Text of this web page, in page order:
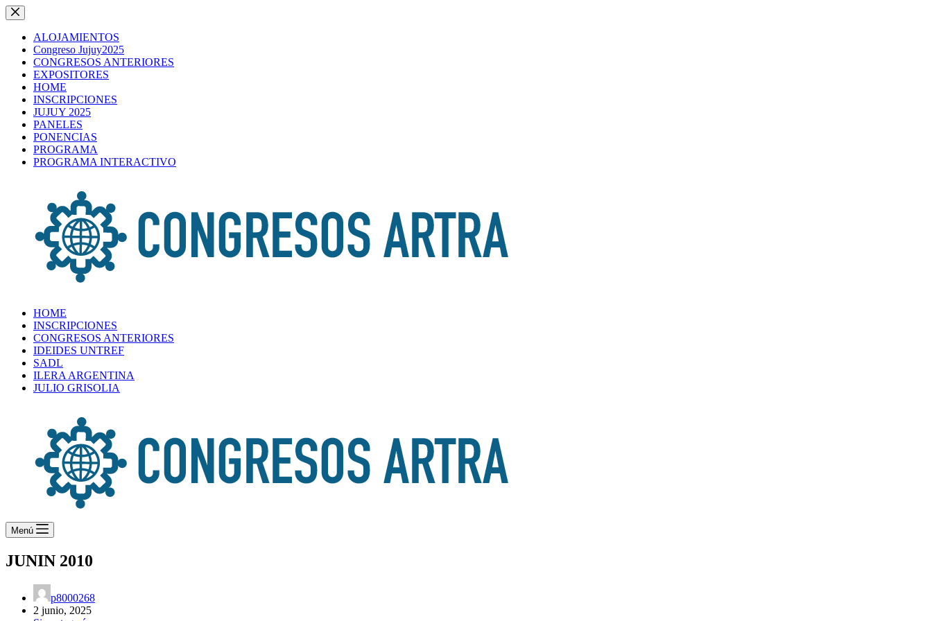
Saltar
al
contenidoALOJAMIENTOS
Congreso Jujuy2025
CONGRESOS ANTERIORES
EXPOSITORES
HOME
INSCRIPCIONES
JUJUY 2025
PANELES
PONENCIAS
PROGRAMA
PROGRAMA INTERACTIVO
HOME
INSCRIPCIONES
CONGRESOS ANTERIORES
IDEIDES UNTREF
SADL
ILERA ARGENTINA
JULIO GRISOLIA
Menú
JUNIN 2010
p8000268
2 junio, 2025